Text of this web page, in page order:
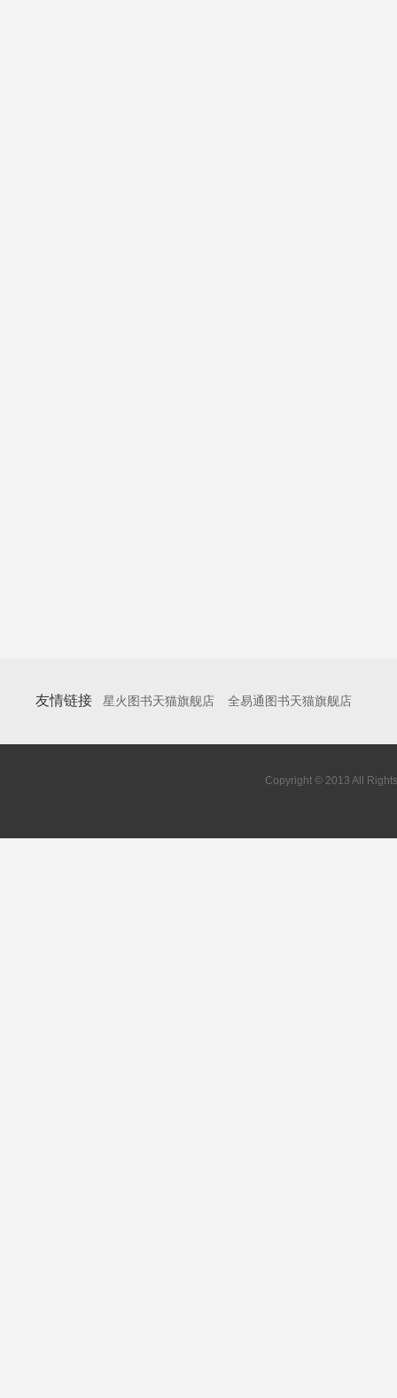
友情链接 星火图书天猫旗舰店 全易通图书天猫旗舰店
Copyright © 2013 All